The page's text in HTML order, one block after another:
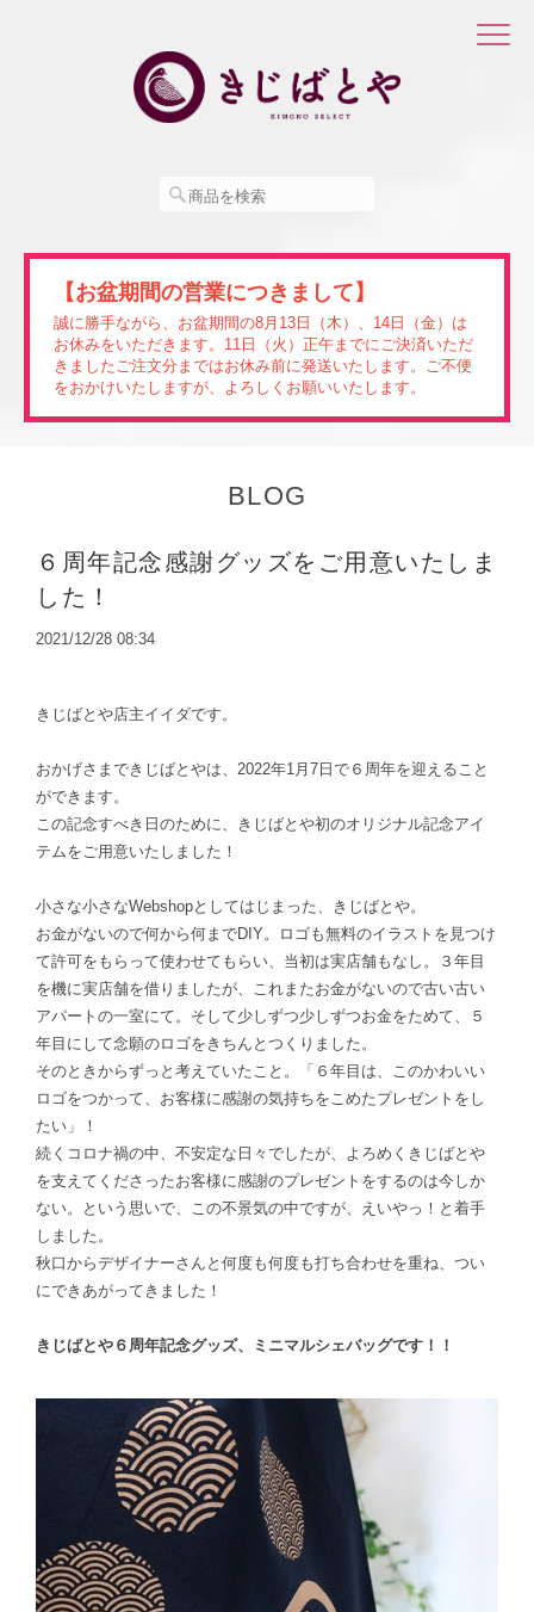
【お盆期間の営業につきまして】
誠に勝手ながら、お盆期間の8月13日（木）、14日（金）は
お休みをいただきます。11日（火）正午までにご決済いただ
きましたご注文分まではお休み前に発送いたします。ご不便
をおかけいたしますが、よろしくお願いいたします。
BLOG
６周年記念感謝グッズをご用意いたしま
した！
2021/12/28 08:34
きじばとや店主イイダです。
おかげさまできじばとやは、2022年1月7日で６周年を迎えること
ができます。
この記念すべき日のために、きじばとや初のオリジナル記念アイ
テムをご用意いたしました！
小さな小さなWebshopとしてはじまった、きじばとや。
お金がないので何から何までDIY。ロゴも無料のイラストを見つけ
て許可をもらって使わせてもらい、当初は実店舗もなし。３年目
を機に実店舗を借りましたが、これまたお金がないので古い古い
アパートの一室にて。そして少しずつ少しずつお金をためて、５
年目にして念願のロゴをきちんとつくりました。
そのときからずっと考えていたこと。「６年目は、このかわいい
ロゴをつかって、お客様に感謝の気持ちをこめたプレゼントをし
たい」！
続くコロナ禍の中、不安定な日々でしたが、よろめくきじばとや
を支えてくださったお客様に感謝のプレゼントをするのは今しか
ない。という思いで、この不景気の中ですが、えいやっ！と着手
しました。
秋口からデザイナーさんと何度も何度も打ち合わせを重ね、つい
にできあがってきました！
きじばとや６周年記念グッズ、ミニマルシェバッグです！！